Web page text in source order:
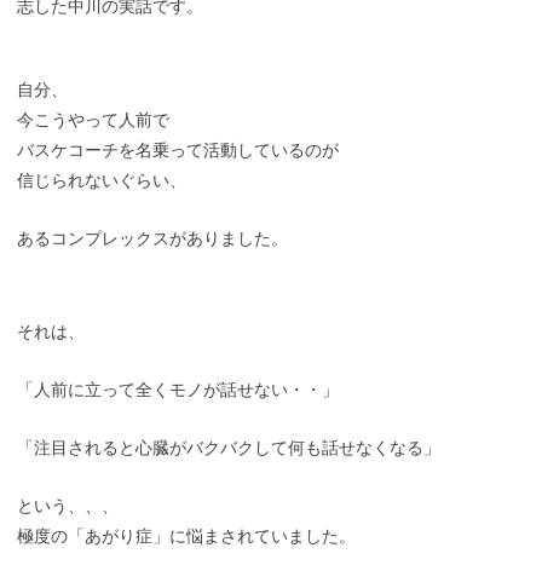
志した中川の実話です。
自分、
今こうやって人前で
バスケコーチを名乗って活動しているのが
信じられないぐらい、
あるコンプレックスがありました。
それは、
「人前に立って全くモノが話せない・・」
「注目されると心臓がバクバクして何も話せなくなる」
という、、、
極度の「あがり症」に悩まされていました。